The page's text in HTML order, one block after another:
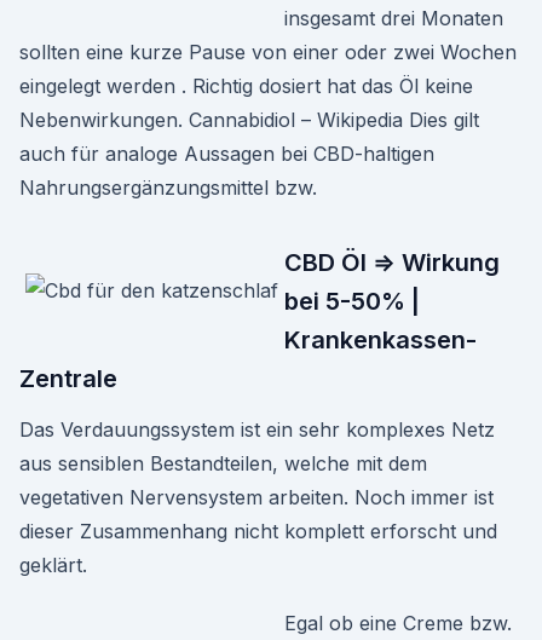
insgesamt drei Monaten
sollten eine kurze Pause von einer oder zwei Wochen
eingelegt werden . Richtig dosiert hat das Öl keine
Nebenwirkungen. Cannabidiol – Wikipedia Dies gilt
auch für analoge Aussagen bei CBD-haltigen
Nahrungsergänzungsmittel bzw.
CBD Öl ⇒ Wirkung
bei 5-50% |
Krankenkassen-
Zentrale
Das Verdauungssystem ist ein sehr komplexes Netz
aus sensiblen Bestandteilen, welche mit dem
vegetativen Nervensystem arbeiten. Noch immer ist
dieser Zusammenhang nicht komplett erforscht und
geklärt.
Egal ob eine Creme bzw.